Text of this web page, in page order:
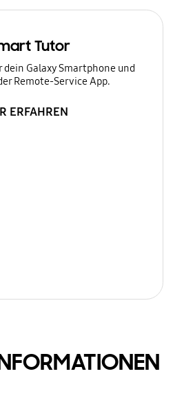
Tutor
Galaxy Smartphone und
Remote-Service App.
ERFAHREN